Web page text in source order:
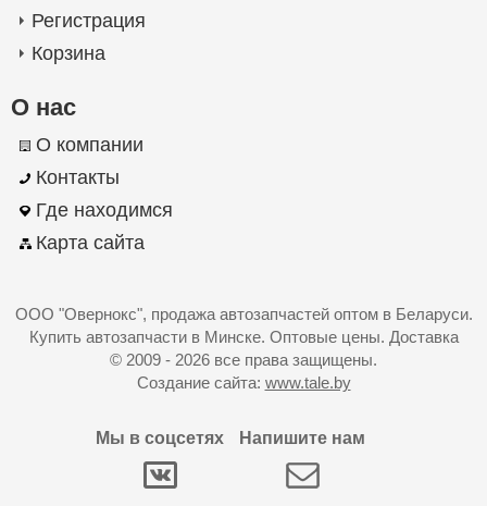
Регистрация
Корзина
О нас
О компании
Контакты
Где находимся
Карта сайта
ООО "Овернокс", продажа автозапчастей оптом в Беларуси.
Купить автозапчасти в Минске. Оптовые цены. Доставка
© 2009 - 2026 все права защищены.
Создание сайта: www.tale.by
Мы в соцсетях Напишите нам